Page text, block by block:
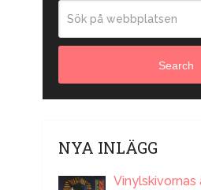
Search
NYA INLÄGG
Vinylskivornas